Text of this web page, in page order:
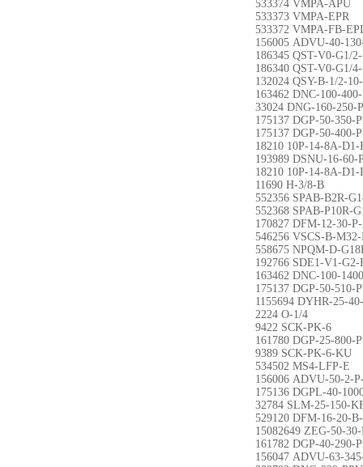
533374 VMPA-APU
533373 VMPA-EPR
533372 VMPA-FB-
156005 ADVU-40-
186345 QST-V0-G1/
186340 QST-V0-G1/
132024 QSY-B-1/2-
163462 DNC-100-
33024 DNG-160-250-
175137 DGP-50-350-
175137 DGP-50-400-
18210 10P-14-8A-D1-
193989 DSNU-16-60-
18210 10P-14-8A-D1-
11690 H-3/8-B
552356 SPAB-B2R-
552368 SPAB-P10R-
170827 DFM-12-30-
546256 VSCS-B-
558675 NPQM-D-
192766 SDE1-V1-
163462 DNC-100-
175137 DGP-50-510-
1155694 DYHR-25-
2224 O-1/4
9422 SCK-PK-6
161780 DGP-25-800-
9389 SCK-PK-6-KU
534502 MS4-LFP-E
156006 ADVU-50-2-
175136 DGPL-40-
32784 SLM-25-150-
529120 DFM-16-20-
15082649 ZEG-50-
161782 DGP-40-290-
156047 ADVU-63-